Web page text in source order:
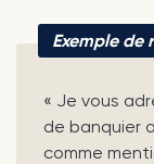
Exemple de
« Je vous
de banquier
comme